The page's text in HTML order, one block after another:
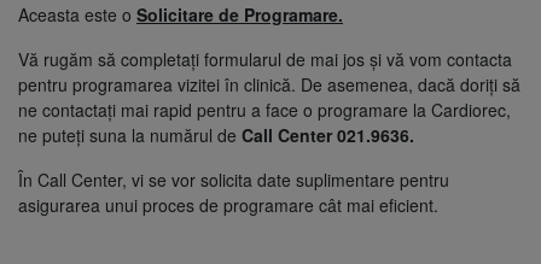
Aceasta este o Solicitare de Programare.
Vă rugăm să completați formularul de mai jos și vă vom contacta
pentru programarea vizitei în clinică. De asemenea, dacă doriți să
ne contactați mai rapid pentru a face o programare la Cardiorec,
ne puteți suna la numărul de Call Center 021.9636.
În Call Center, vi se vor solicita date suplimentare pentru
asigurarea unui proces de programare cât mai eficient.